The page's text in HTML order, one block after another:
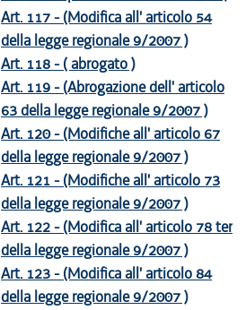
Art. 117 - (Modifica all' articolo 54
della legge regionale 9/2007 )
Art. 118 - ( abrogato )
Art. 119 - (Abrogazione dell' articolo
63 della legge regionale 9/2007 )
Art. 120 - (Modifiche all' articolo 67
della legge regionale 9/2007 )
Art. 121 - (Modifiche all' articolo 73
della legge regionale 9/2007 )
Art. 122 - (Modifica all' articolo 78 ter
della legge regionale 9/2007 )
Art. 123 - (Modifica all' articolo 84
della legge regionale 9/2007 )